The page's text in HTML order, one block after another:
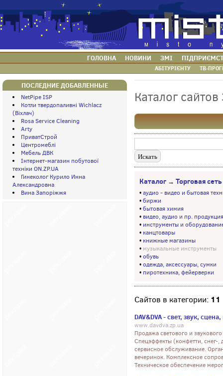
ГОЛОВНА НОВИНИ ЗМІ
АБІТУРІЄНТУ ТВ-
ПОСЛЕДНИЕ ДОБАВЛЕННЫЕ
NetPipe ISP
Котли твердопаливні Wichlacz
(Віхлач)
Rosa Service Cleaning
Arty
ПриватСтрой
Центромеблі
Мебель ДВК
Інтернет-магазин побутової
техніки ON.ZP.UA
Гинеколог Курило Инна
Александровна
Вина Запоріжжя
Каталог
Каталог → Торговая сеть
•аудио - видео и бытовая
•биржи
•бытовая химия
• видео, аудио и пр. продукция
• инструменты и
• канцтовары
• книжные магазины
• музыкальные инструменты
•обувь
•одежда, аксессуары, сумки
• пиротехника, фейерверки
Сайтов в категории: 11
DAV&DVA - свет, звук,
www.davdva.zp.ua
Продажа светового и
Cпецэффекты (конфетти, снег-
сервисное обслуживание.
вечеринок. Комплексное
Техническое обеспечение